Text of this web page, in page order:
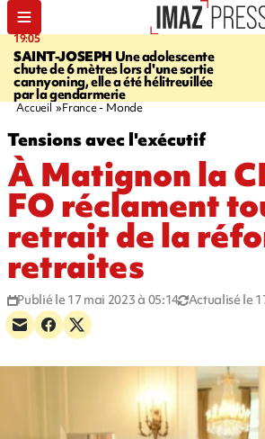
19:05
SAINT-JOSEPH Une adolescente
chute de 6 mètres lors d'une sortie
cannyoning, elle a été hélitreuillée
par la gendarmerie
Accueil France - Monde
Tensions avec l'exécutif
À Matignon la
FO réclament
retrait de la
retraites
Publié le 17 mai 2023 à 05:14 Actualisé le